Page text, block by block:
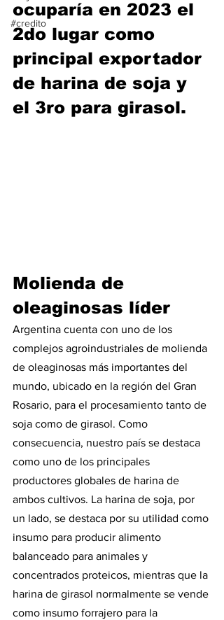
#credito
ocuparía en 2023 el
2do lugar como
principal exportador
de harina de soja y
el 3ro para girasol.
Molienda de
oleaginosas líder
Argentina cuenta con uno de los
complejos agroindustriales de molienda
de oleaginosas más importantes del
mundo, ubicado en la región del Gran
Rosario, para el procesamiento tanto de
soja como de girasol. Como
consecuencia, nuestro país se destaca
como uno de los principales
productores globales de harina de
ambos cultivos. La harina de soja, por
un lado, se destaca por su utilidad como
insumo para producir alimento
balanceado para animales y
concentrados proteicos, mientras que la
harina de girasol normalmente se vende
como insumo forrajero para la